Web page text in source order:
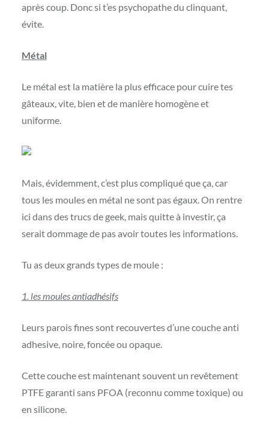
après coup. Donc si t’es psychopathe du clinquant,
évite.
Métal
Le métal est la matière la plus efficace pour cuire tes
gâteaux, vite, bien et de manière homogène et
uniforme.
Mais, évidemment, c’est plus compliqué que ça, car
tous les moules en métal ne sont pas égaux. On rentre
ici dans des trucs de geek, mais quitte à investir, ça
serait dommage de pas avoir toutes les informations.
Tu as deux grands types de moule :
1. les moules antiadhésifs
Leurs parois fines sont recouvertes d’une couche anti
adhesive, noire, foncée ou opaque.
Cette couche est maintenant souvent un revêtement
PTFE garanti sans PFOA (reconnu comme toxique) ou
en silicone.